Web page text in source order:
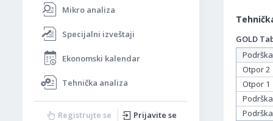
Mikro analiza
Specijalni izveštaji
Ekonomski kalendar
Tehnička analiza
Registrujte se Prijavite se
GOLD
Otpor 2
Otpor 1